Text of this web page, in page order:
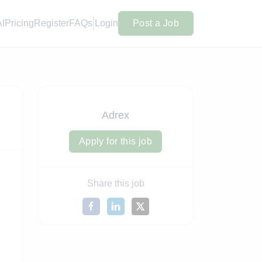
Pricing RegisterFAQs Login Post a Job
Adrex
Apply for this job
Share this job